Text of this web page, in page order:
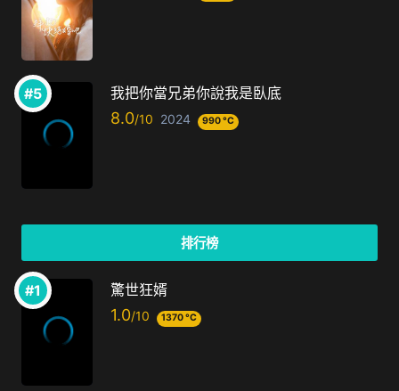
我把你當兄弟你說我是臥底
8.0 2024 990 °C
排行榜
驚世狂婿
1.0 1370 °C